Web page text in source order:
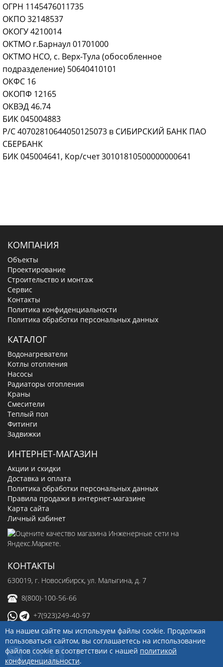
ОГРН 1145476011735
ОКПО 32148537
ОКОГУ 4210014
ОКТМО г.Барнаул 01701000
ОКТМО НСО, с. Верх-Тула (обособленное
подразделение) 50640410101
ОКФС 16
ОКОПФ 12165
ОКВЭД 46.74
БИК 045004883
Р/С 40702810644050125073 в СИБИРСКИЙ БАНК ПАО
СБЕРБАНК
БИК 045004641, Кор/счет 30101810500000000641
КОМПАНИЯ
Объекты
Проектирование
Строительство и монтаж
Сервис
Контакты
Политика конфиденциальности
Политика обработки персональных данных
КАТАЛОГ
Водонагреватели
Котлы отопления
Насосы
Радиаторы отопления
Краны
Смесители
Теплый пол
Фитинги
Задвижки
ИНТЕРНЕТ-МАГАЗИН
Акции и скидки
Доставка и оплата
Политика обработки персональных данных
Правила продажи в интернет-магазине
Карта сайта
Личный кабинет
КОНТАКТЫ
630019, г. Новосибирск, ул. Малыгина, д. 7
8(800)-100-56-66
+7(923)249-40-97
sale@ingenerseti.ru
На нашем сайте мы используем файлы cookie. Продолжая
пользоваться сайтом, вы соглашаетесь на использование
файлов cookie в соответствии с нашей политикой
конфиденциальности.